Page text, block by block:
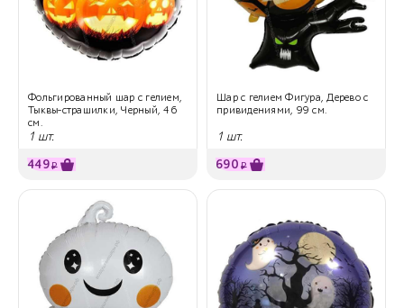
Фольгированный шар с гелием,
Тыквы-страшилки, Черный, 46
см.
1 шт.
449₽
Шар с гелием Фигура, Дерево с
привидениями, 99 см.
1 шт.
690 ₽